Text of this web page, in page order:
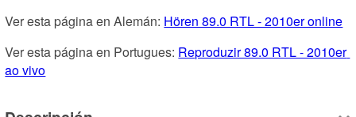
Ver esta página en Alemán: Hören 89.0 RTL - 2010er online
Ver esta página en Portugues: Reproduzir 89.0 RTL - 2010er
ao vivo